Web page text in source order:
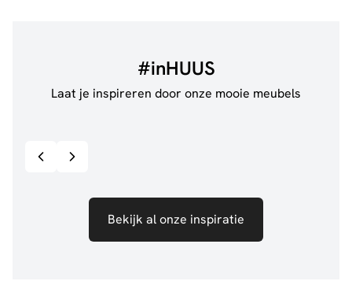
#inHUUS
Laat je inspireren door onze mooie meubels
Bekijk al onze inspiratie